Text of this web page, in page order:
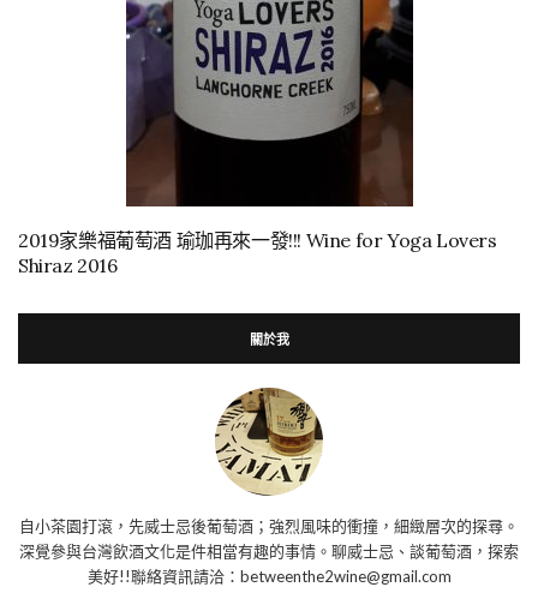
2019家樂福葡萄酒 瑜珈再來一發!!! Wine for Yoga Lovers
Shiraz 2016
關於我
自小茶園打滾，先威士忌後葡萄酒；強烈風味的衝撞，細緻層次的探尋。
深覺參與台灣飲酒文化是件相當有趣的事情。聊威士忌、談葡萄酒，探索
美好!!聯絡資訊請洽：betweenthe2wine@gmail.com